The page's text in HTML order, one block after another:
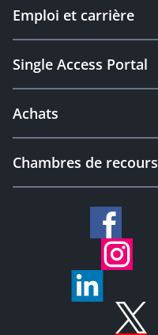
Emploi et carrière
Single Access Portal
Achats
Chambres de recours